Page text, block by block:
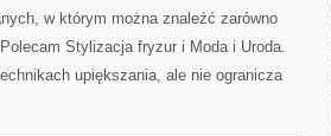
w którym można znaleźć zarówno
Stylizacja fryzur i Moda i Uroda.
upiększania, ale nie ogranicza